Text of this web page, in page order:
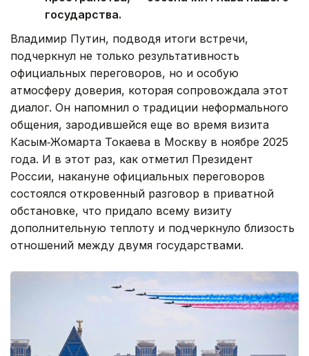
государства.
Владимир Путин, подводя итоги встречи,
подчеркнул не только результативность
официальных переговоров, но и особую
атмосферу доверия, которая сопровождала этот
диалог. Он напомнил о традиции неформального
общения, зародившейся еще во время визита
Касым‑Жомарта Токаева в Москву в ноябре 2025
года. И в этот раз, как отметил Президент
России, накануне официальных переговоров
состоялся откровенный разговор в приватной
обстановке, что придало всему визиту
дополнительную теплоту и подчеркнуло близость
отношений между двумя государствами.